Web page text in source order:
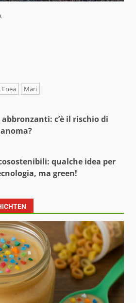
Enea Mari
c’è il rischio di
qualche idea per
ma green!